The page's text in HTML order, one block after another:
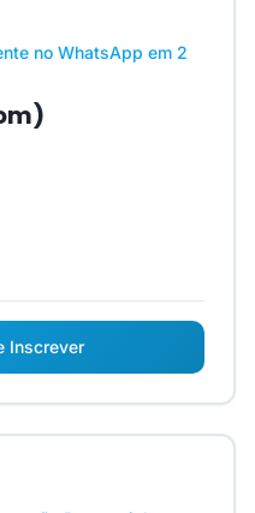
no WhatsApp em 2
Inscrever